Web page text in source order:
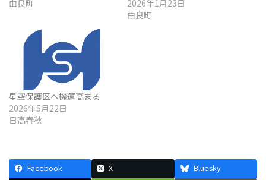
由良町
2026年1月23日
由良町
星空保護区へ機運高まる
2026年5月22日
日高春秋
Facebook X
Bluesky